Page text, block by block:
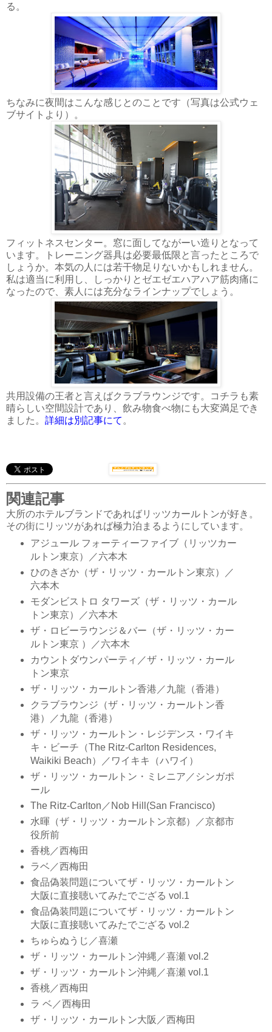
る。
ちなみに夜間はこんな感じとのことです（写真は公式ウェ
ブサイトより）。
フィットネスセンター。窓に面してながーい造りとなって
います。トレーニング器具は必要最低限と言ったところで
しょうか。本気の人には若干物足りないかもしれません。
私は適当に利用し、しっかりとゼエゼエハアハア筋肉痛に
なったので、素人には充分なラインナップでしょう。
共用設備の王者と言えばクラブラウンジです。コチラも素
晴らしい空間設計であり、飲み物食べ物にも大変満足でき
ました。 詳細は別記事にて 。
関連記事
大所のホテルブランドであればリッツカールトンが好き。
その街にリッツがあれば極力泊まるようにしています。
アジュール フォーティーファイブ（リッツカー
ルトン東京）／六本木
ひのきざか（ザ・リッツ・カールトン東京）／
六本木
モダンビストロ タワーズ（ザ・リッツ・カール
トン東京）／六本木
ザ・ロビーラウンジ＆バー（ザ・リッツ・カー
ルトン東京 ）／六本木
カウントダウンパーティ／ザ・リッツ・カール
トン東京
ザ・リッツ・カールトン香港／九龍（香港）
クラブラウンジ（ザ・リッツ・カールトン香
港）／九龍（香港）
ザ・リッツ・カールトン・レジデンス・ワイキ
キ・ビーチ（The Ritz-Carlton Residences,
Waikiki Beach）／ワイキキ（ハワイ）
ザ・リッツ・カールトン・ミレニア／シンガポ
ール
The Ritz-Carlton／Nob Hill(San Francisco)
水暉（ザ・リッツ・カールトン京都）／京都市
役所前
香桃／西梅田
ラベ／西梅田
食品偽装問題についてザ・リッツ・カールトン
大阪に直接聴いてみたでござる vol.1
食品偽装問題についてザ・リッツ・カールトン
大阪に直接聴いてみたでござる vol.2
ちゅらぬうじ／喜瀬
ザ・リッツ・カールトン沖縄／喜瀬 vol.2
ザ・リッツ・カールトン沖縄／喜瀬 vol.1
香桃／西梅田
ラ ベ／西梅田
ザ・リッツ・カールトン大阪／西梅田